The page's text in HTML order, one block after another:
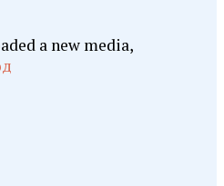
a new media,